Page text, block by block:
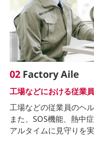
02 Factory Aile
工場などにおける従業
工場などの従業員のヘ
また、SOS機能、熱中
アルタイムに見守りを実